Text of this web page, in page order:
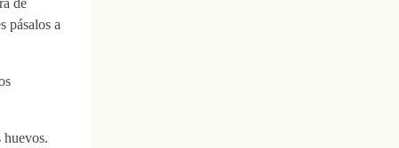
pásalos a